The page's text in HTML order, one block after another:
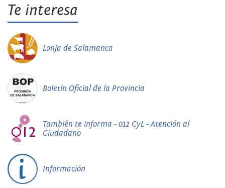
Te interesa
Lonja de Salamanca
Boletín Oficial de la Provincia
También te informa - 012 CyL - Atención al
Ciudadano
Información